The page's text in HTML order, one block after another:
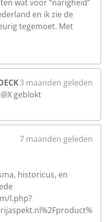
wat voor “narigheid”
en ik zie de
tegemoet. Met
3 maanden geleden
geblokt
7 maanden geleden
historicus, en
l.php?